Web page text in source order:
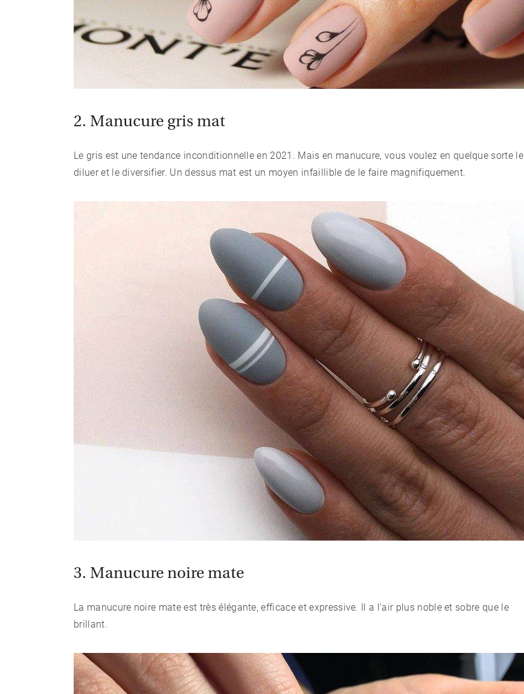
2. Manucure gris mat
Le gris est une tendance inconditionnelle en 2021. Mais en manucure, vous voulez en quelque sorte le
diluer et le diversifier. Un dessus mat est un moyen infaillible de le faire magnifiquement.
3. Manucure noire mate
La manucure noire mate est très élégante, efficace et expressive. Il a l'air plus noble et sobre que le
brillant.